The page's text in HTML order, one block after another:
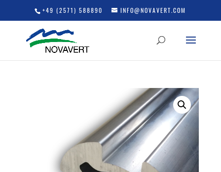
+49 (2571) 588890 INFO@NOVAVERT.COM